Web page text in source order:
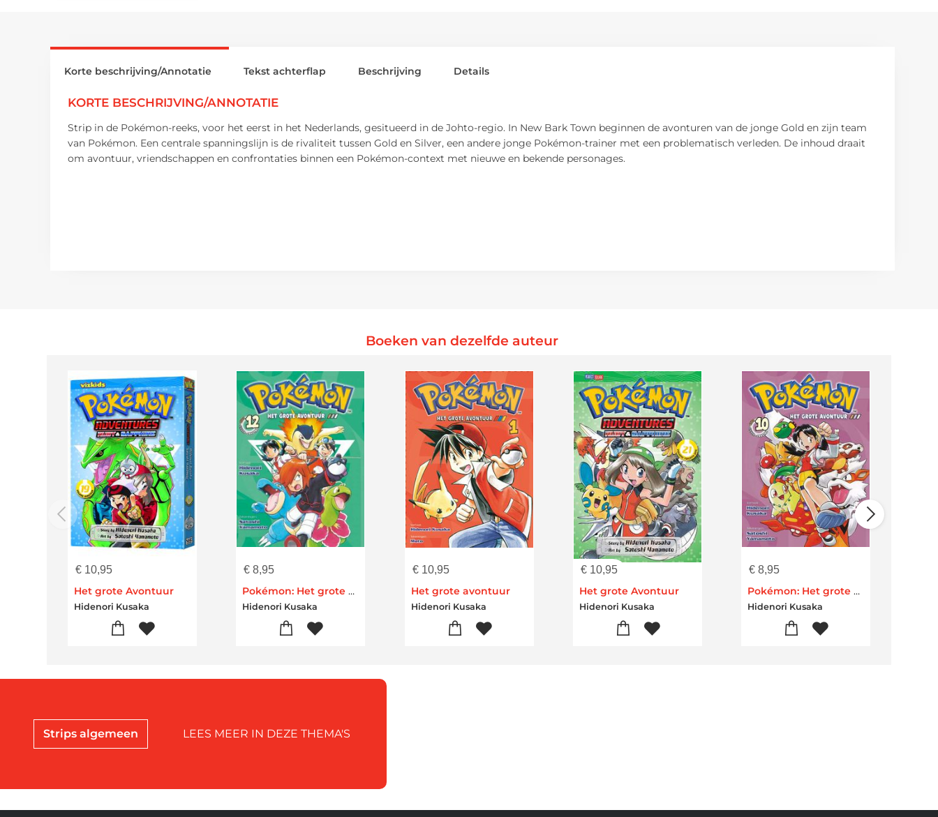
Korte beschrijving/Annotatie
KORTE BESCHRIJVING/ANNOTATIE
Strip in de Pokémon-reeks, voor het eerst in het Nederlands, gesitueerd in de Johto-regio. In New Bark Town beginnen de avonturen van de jonge Gold en zijn team
van Pokémon. Een centrale spanningslijn is de rivaliteit tussen Gold en Silver, een andere jonge Pokémon-trainer met een problematisch verleden. De inhoud draait
om avontuur, vriendschappen en confrontaties binnen een Pokémon-context met nieuwe en bekende personages.
Tekst achterflap Beschrijving Details
Boeken van dezelfde auteur
€ 10,95
Het grote Avontuur
Hidenori Kusaka
€ 8,95
Pokémon: Het grote avontuur
Hidenori Kusaka
€10,95
Het grote avontuur
Hidenori Kusaka
€10,95
Het grote Avontuur
Hidenori Kusaka
€ 8,95
Pokémon: Het grote avontuur
Hidenori Kusaka
Strips algemeen LEES MEER IN DEZE THEMA'S